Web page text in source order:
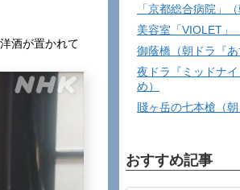
酒が置かれて
「京都総合病院」
美容室「VIOLET」
御蔭橋（朝ドラ『あ
夜ドラ『ミッドナ
め）
賤ヶ岳の七本槍（朝
おすすめ記事